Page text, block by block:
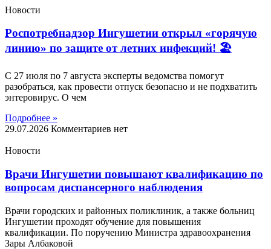
Новости
Роспотребнадзор Ингушетии открыл «горячую
линию» по защите от летних инфекций! 🏖
С 27 июля по 7 августа эксперты ведомства помогут
разобраться, как провести отпуск безопасно и не подхватить
энтеровирус. О чем
Подробнее »
29.07.2026 Комментариев нет
Новости
Врачи Ингушетии повышают квалификацию по
вопросам диспансерного наблюдения
Врачи городских и районных поликлиник, а также больниц
Ингушетии проходят обучение для повышения
квалификации. По поручению Министра здравоохранения
Зары Албаковой